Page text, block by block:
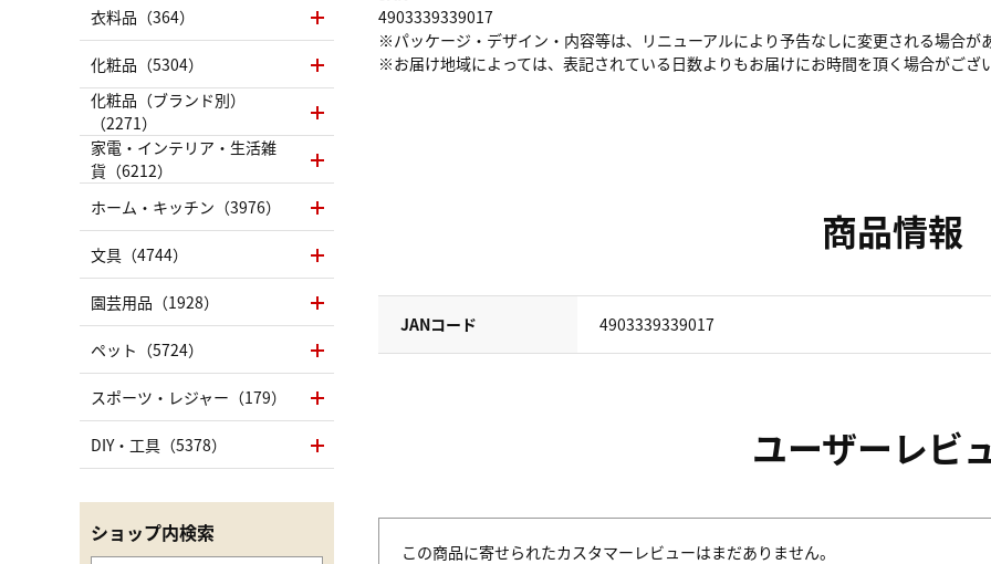
4903339339017
※パッケージ・デザイン・内容等は、リニューアルにより予告なしに変更される場合が
※お届け地域によっては、表記されている日数よりもお届けにお時間を頂く場合がござ
商品情報
JANコード 4903339339017
ユーザーレビ
この商品に寄せられたカスタマーレビューはまだありません。
衣料品（364）
化粧品（5304）
化粧品（ブランド別）
（2271）
家電・インテリア・生活雑
貨（6212）
ホーム・キッチン（3976）
文具（4744）
園芸用品（1928）
ペット（5724）
スポーツ・レジャー（179）
DIY・工具（5378）
ショップ内検索